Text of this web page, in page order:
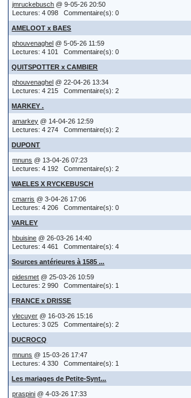
jmruckebusch @ 9-05-26 20:50
Lectures: 4 098 Commentaire(s): 0
AMELOOT x BAES
phouvenaghel @ 5-05-26 11:59
Lectures: 4 101 Commentaire(s): 0
QUITSPOTTER x CAMBIER
phouvenaghel @ 22-04-26 13:34
Lectures: 4 215 Commentaire(s): 2
MARKEY .
amarkey @ 14-04-26 12:59
Lectures: 4 274 Commentaire(s): 2
DUPONT
mnuns @ 13-04-26 07:23
Lectures: 4 192 Commentaire(s): 2
WAELES X RYCKEBUSCH
cmarris @ 3-04-26 17:06
Lectures: 4 206 Commentaire(s): 0
VARLEY
hbuisine @ 26-03-26 14:40
Lectures: 4 461 Commentaire(s): 4
Sources antérieures à 1585 ...
pidesmet @ 25-03-26 10:59
Lectures: 2 990 Commentaire(s): 1
FRANCE x DRISSE
vlecuyer @ 16-03-26 15:16
Lectures: 3 025 Commentaire(s): 2
DUCROCQ
mnuns @ 15-03-26 17:47
Lectures: 4 330 Commentaire(s): 1
Les mariages de Petite-Synt...
praspini @ 4-03-26 17:33